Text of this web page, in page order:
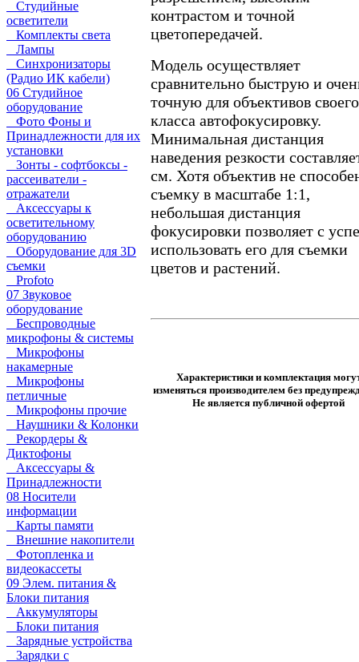
Студийные
осветители
Комплекты света
Лампы
Синхронизаторы
(Радио ИК кабели)
06 Студийное
оборудование
Фото Фоны и
Принадлежности для их
установки
Зонты - софтбоксы -
рассеиватели -
отражатели
Аксессуары к
осветительному
оборудованию
Оборудование для 3D
съемки
Profoto
07 Звуковое
оборудование
Беспроводные
микрофоны & системы
Микрофоны
накамерные
Микрофоны
петличные
Микрофоны прочие
Наушники & Колонки
Рекордеры &
Диктофоны
Аксессуары &
Принадлежности
08 Носители
информации
Карты памяти
Внешние накопители
Фотопленка и
видеокассеты
09 Элем. питания &
Блоки питания
Аккумуляторы
Блоки питания
Зарядные устройства
Зарядки с
контрастом и точной
цветопередачей.
Модель осуществляет
сравнительно быструю и
точную для объективов своего
класса автофокусировку.
Минимальная дистанция
наведения резкости
см. Хотя объектив не
съемку в масштабе 1:1,
небольшая дистанция
фокусировки позволяет с
использовать его для съемки
цветов и растений.
Характеристики и комплектация
изменяться производителем без
Не является публичной офертой